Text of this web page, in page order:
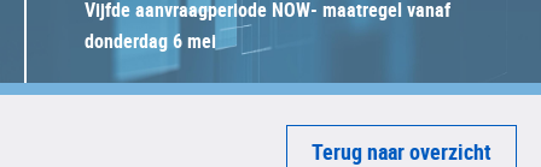
Vijfde aanvraagperiode NOW- maatregel vanaf
donderdag 6 mei
Terug naar overzicht